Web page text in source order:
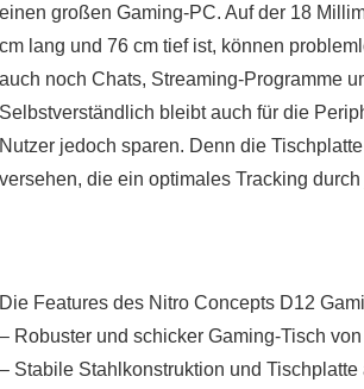
einen großen Gaming-PC. Auf der 18
cm lang und 76 cm tief ist, können
auch noch Chats, Streaming-Programme
Selbstverständlich bleibt auch für die
Nutzer jedoch sparen. Denn die
versehen, die ein optimales Tracking
Die Features des Nitro Concepts D12
– Robuster und schicker Gaming-Tisch
– Stabile Stahlkonstruktion und